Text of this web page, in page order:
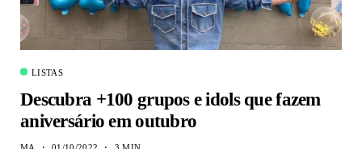
LISTAS
Descubra +100 grupos e idols que fazem
aniversário em outubro